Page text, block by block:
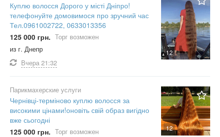
12
Куплю волосся Дорого у місті Дніпро!
телефонуйте домовимося про зручний час
Тел.0961002722, 0633013356
125 000 грн. Торг возможен
из г. Днепр
Вчера 21:32
12
Парикмахерские услуги
Чернівці-терміново куплю волосся за
високими цінами!оновіть свій образ вигідно
вже сьогодні
125 000 грн. Торг возможен